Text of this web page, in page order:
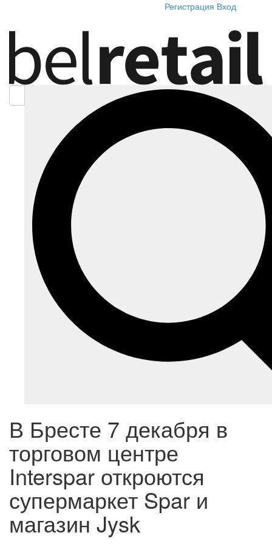
Регистрация Вход
В Бресте 7 декабря в
торговом центре
Interspar откроются
супермаркет Spar и
магазин Jysk